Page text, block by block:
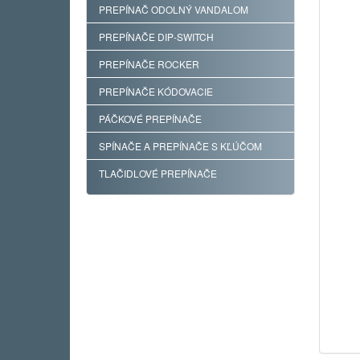
PREPÍNAČ ODOLNÝ VANDALOM
PREPÍNAČE DIP-SWITCH
PREPÍNAČE ROCKER
PREPÍNAČE KÓDOVACIE
PÁČKOVÉ PREPÍNAČE
SPÍNAČE A PREPÍNAČE S KĽÚČOM
TLAČIDLOVÉ PREPÍNAČE